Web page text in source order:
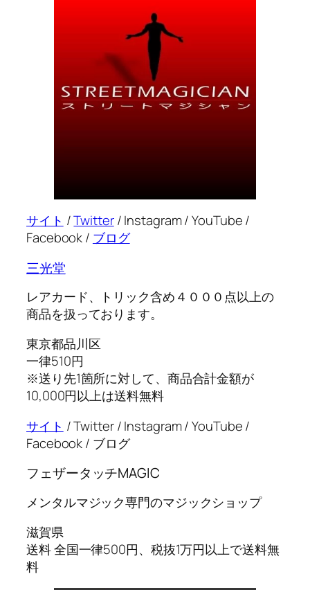
サイト /Twitter/ Instagram / YouTube /
Facebook / ブログ
三光堂
レアカード、トリック含め４０００点以上の
商品を扱っております。
東京都品川区
一律510円
※送り先1箇所に対して、商品合計金額が
10,000円以上は送料無料
サイト / Twitter / Instagram / YouTube /
Facebook / ブログ
フェザータッチMAGIC
メンタルマジック専門のマジックショップ
滋賀県
送料 全国一律500円、税抜1万円以上で送料無
料